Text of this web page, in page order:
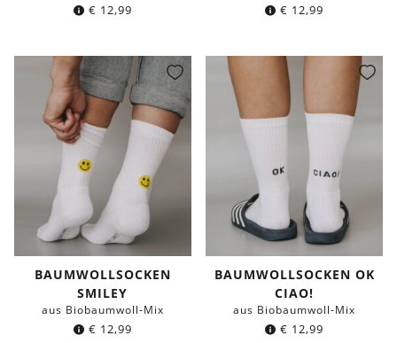
€ 12,99 € 12,99
BAUMWOLLSOCKEN
SMILEY
aus Biobaumwoll-Mix
€ 12,99
BAUMWOLLSOCKEN OK
CIAO!
aus Biobaumwoll-Mix
€ 12,99